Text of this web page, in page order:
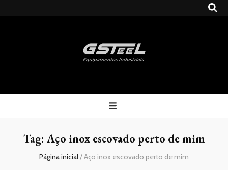
Gsteel
Tag: Aço inox escovado perto de mim
Página inicial/Aço inox escovado perto de mim